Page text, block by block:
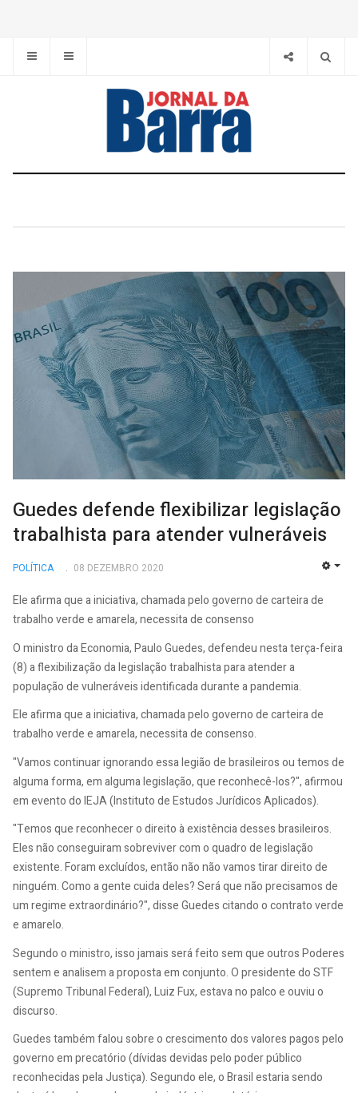
Guedes defende flexibilizar legislação
trabalhista para atender vulneráveis
POLÍTICA 08 DEZEMBRO 2020
Ele afirma que a iniciativa, chamada pelo governo de carteira de
trabalho verde e amarela, necessita de consenso
O ministro da Economia, Paulo Guedes, defendeu nesta terça-feira
(8) a flexibilização da legislação trabalhista para atender a
população de vulneráveis identificada durante a pandemia.
Ele afirma que a iniciativa, chamada pelo governo de carteira de
trabalho verde e amarela, necessita de consenso.
"Vamos continuar ignorando essa legião de brasileiros ou temos de
alguma forma, em alguma legislação, que reconhecê-los?", afirmou
em evento do IEJA (Instituto de Estudos Jurídicos Aplicados).
"Temos que reconhecer o direito à existência desses brasileiros.
Eles não conseguiram sobreviver com o quadro de legislação
existente. Foram excluídos, então não não vamos tirar direito de
ninguém. Como a gente cuida deles? Será que não precisamos de
um regime extraordinário?", disse Guedes citando o contrato verde
e amarelo.
Segundo o ministro, isso jamais será feito sem que outros Poderes
sentem e analisem a proposta em conjunto. O presidente do STF
(Supremo Tribunal Federal), Luiz Fux, estava no palco e ouviu o
discurso.
Guedes também falou sobre o crescimento dos valores pagos pelo
governo em precatório (dívidas devidas pelo poder público
reconhecidas pela Justiça). Segundo ele, o Brasil estaria sendo